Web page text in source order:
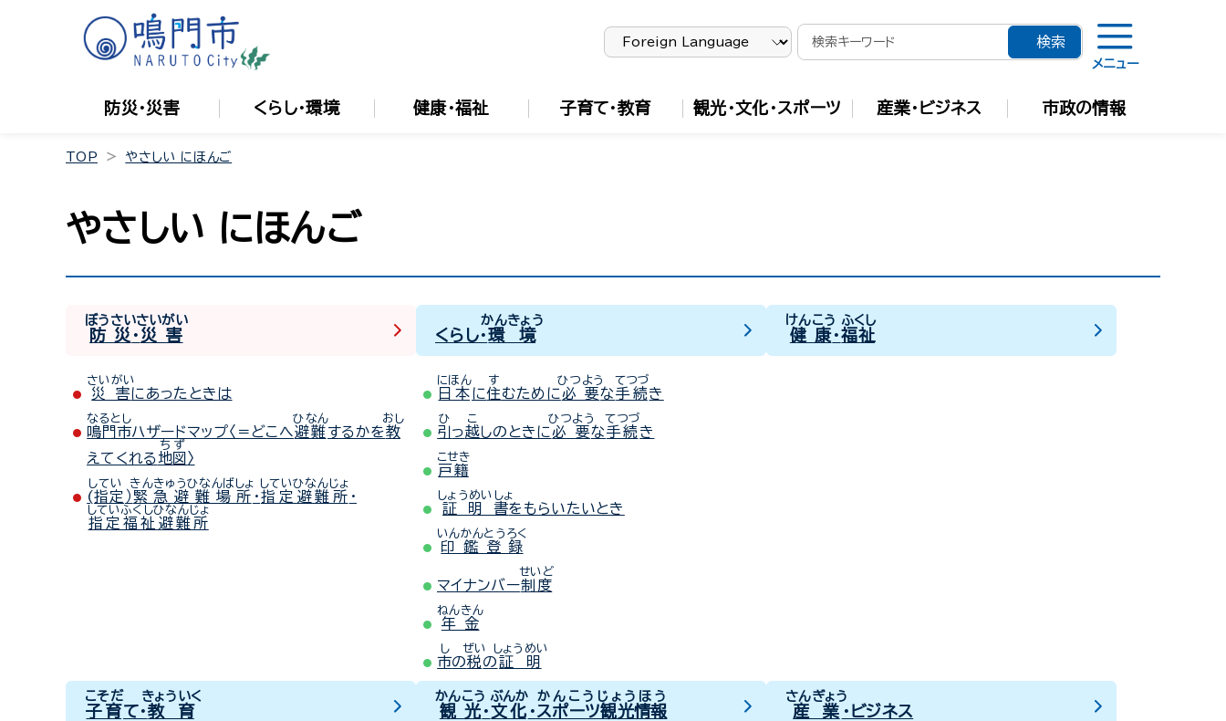
メニュー
防災・災害 くらし・環境 健康・福祉 子育て・教育 観光・文化・スポーツ 産業・ビジネス 市政の情報
TOP やさしい にほんご
やさしい にほんご
防災
ぼうさい
・ 災害
さいがい
災害
さいがい
にあったときは
鳴門市
なるとし
ハザードマップ〈＝どこへ避難
ひなん
するかを教
おし
えてくれる地図
ちず
〉
(指定
してい
）緊急避難場所
きんきゅうひなんばしょ
・指定避難所
していひなんじょ
・
指定福祉避難所
していふくしひなんじょ
くらし・環境
かんきょう
日本
にほん
に住
す
むために必要
ひつよう
な 手続
てつづ
き
引
ひ
っ越
こ
しのときに 必要
ひつよう
な手続
てつづ
き
戸籍
こせき
証明書
しょうめいしょ
をもらいたいとき
印鑑登録
いんかんとうろく
マイナンバー制度
せいど
年金
ねんきん
市
し
の税
ぜい
の証明
しょうめい
健康
けんこう
・福祉
ふくし
子育
こそだ
て・教育
きょういく
観光
かんこう
・文化
ぶんか
・ スポーツ観光情報
かんこうじょうほう
産業
さんぎょう
・ビジネス